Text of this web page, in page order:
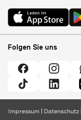
Folgen Sie uns
Impressum Datenschutz